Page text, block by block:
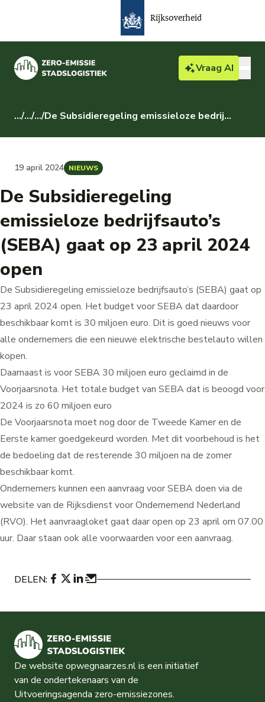
Rijksoverheid
Vraag AI
Bedrijven & particulieren
Over ZES
Gemeente
.../.../.../ De Subsidieregeling emissieloze bedrijfsauto’s (SEBA) gaat op 23 april 2024 open
19 april 2024 NIEUWS
De Subsidieregeling
emissieloze bedrijfsauto’s
(SEBA) gaat op 23 april 2024
open
De Subsidieregeling emissieloze bedrijfsauto’s (SEBA) gaat op
23 april 2024 open. Het budget voor SEBA dat daardoor
beschikbaar komt is 30 miljoen euro. Dit is goed nieuws voor
alle ondernemers die een nieuwe elektrische bestelauto willen
kopen.
Daarnaast is voor SEBA 30 miljoen euro geclaimd in de
Voorjaarsnota. Het totale budget van SEBA dat is beoogd voor
2024 is zo 60 miljoen euro
De Voorjaarsnota moet nog door de Tweede Kamer en de
Eerste kamer goedgekeurd worden. Met dit voorbehoud is het
de bedoeling dat de resterende 30 miljoen na de zomer
beschikbaar komt.
Ondernemers kunnen een aanvraag voor SEBA doen via de
website van de Rijksdienst voor Ondernemend Nederland
(RVO). Het aanvraagloket gaat daar open op 23 april om 07.00
uur. Daar staan ook alle voorwaarden voor een aanvraag.
DELEN: Deze link wordt geopend in een nieuw
Deze link wordt geopend in een nieuw
Deze link wordt geopend in een
Deze link opent het standaard
De website opwegnaarzes.nl is een initiatief
van de ondertekenaars van de
Uitvoeringsagenda zero-emissiezones.